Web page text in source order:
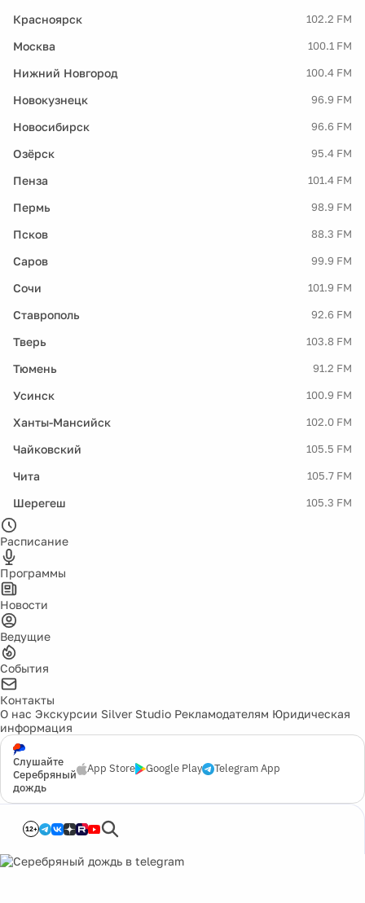
Красноярск 102.2 FM
Москва 100.1 FM
Нижний Новгород 100.4 FM
Новокузнецк 96.9 FM
Новосибирск 96.6 FM
Озёрск 95.4 FM
Пенза 101.4 FM
Пермь 98.9 FM
Псков 88.3 FM
Саров 99.9 FM
Сочи 101.9 FM
Ставрополь 92.6 FM
Тверь 103.8 FM
Тюмень 91.2 FM
Усинск 100.9 FM
Ханты-Мансийск 102.0 FM
Чайковский 105.5 FM
Чита 105.7 FM
Шерегеш 105.3 FM
Расписание
Программы
Новости
Ведущие
События
Контакты
О нас Экскурсии Silver Studio Рекламодателям Юридическая
информация
Слушайте
Серебряный
дождь
App Store Google Play Telegram App
12+